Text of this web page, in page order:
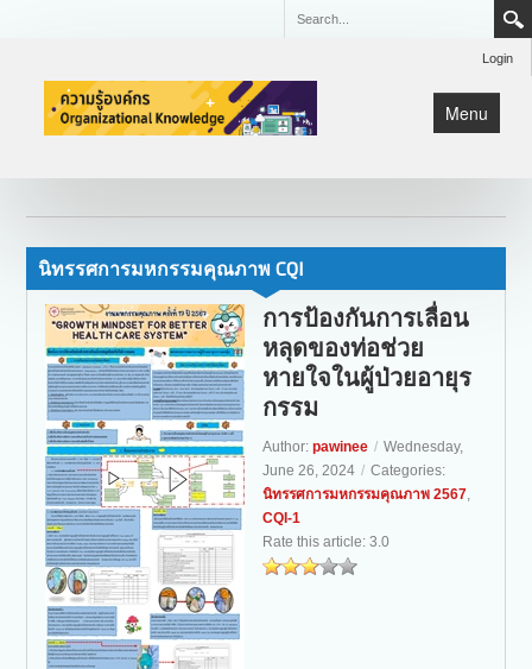
Login
Menu
หน้าแรก
KM
Lean
นิทรรศการมหกรรมคุณภาพ CQI
การป้องกันการเลื่อน
หลุดของท่อช่วย
หายใจในผู้ป่วยอายุร
กรรม
Author:pawinee / Wednesday,
June 26, 2024 / Categories:
นิทรรศการมหกรรมคุณภาพ 2567,
CQI-1
Rate this article:3.0